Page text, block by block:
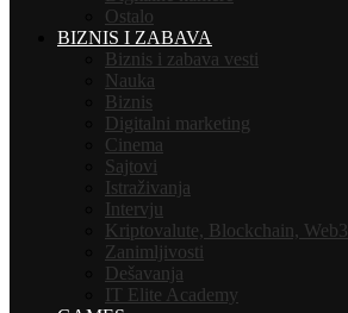
Ostalo
BIZNIS I ZABAVA
Biznis i zabava vesti
Nauka
Biznis
Digitalni marketing
Cinema
Sajtovi
Istraživanja
Intervju
Kriptovalute, Blockchain, Web3
Zanimljivosti
Dešavanja
IT Elite Academy